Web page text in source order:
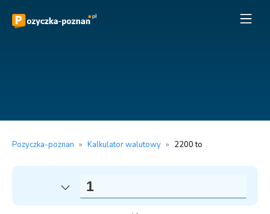
Pozyczka-poznan » Kalkulator walutowy » 2200 to